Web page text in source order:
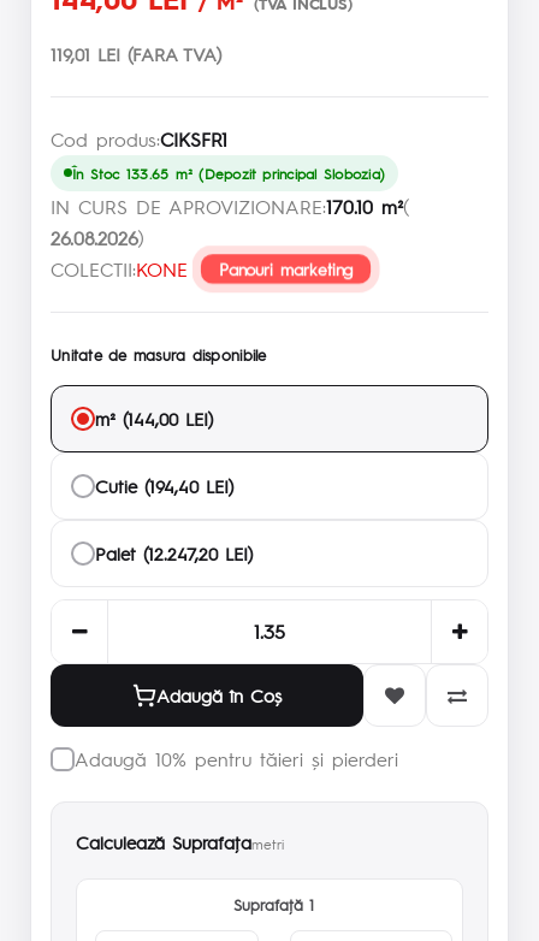
119,01 LEI (FARA TVA)
Cod produs:CIKSFR1
În Stoc 133.65 m² (Depozit principal Slobozia)
IN CURS DE APROVIZIONARE:170.10 m²(
26.08.2026)
COLECTII:KONE Panouri marketing
Unitate de masura disponibile
m² (144,00 LEI)
Cutie (194,40 LEI)
Palet (12.247,20 LEI)
Adaugă în Coş
Adaugă 10% pentru tăieri și pierderi
Calculează Suprafaţametri
Suprafaţă 1